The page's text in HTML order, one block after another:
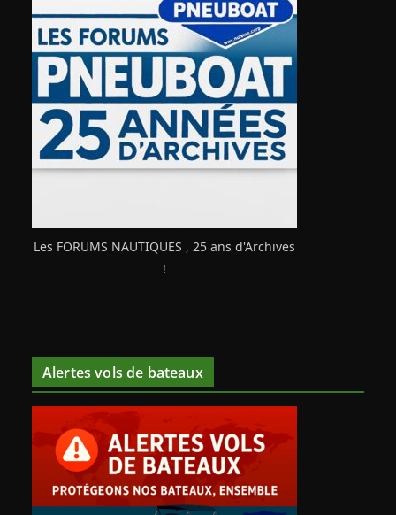
Les FORUMS NAUTIQUES , 25 ans d'Archives
!
Alertes vols de bateaux